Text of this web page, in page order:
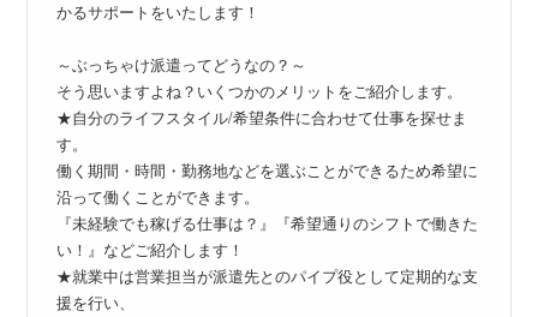
かるサポートをいたします！
～ぶっちゃけ派遣ってどうなの？～
そう思いますよね？いくつかのメリットをご紹介します。
★自分のライフスタイル/希望条件に合わせて仕事を探せま
す。
働く期間・時間・勤務地などを選ぶことができるため希望に
沿って働くことができます。
『未経験でも稼げる仕事は？』『希望通りのシフトで働きた
い！』などご紹介します！
★就業中は営業担当が派遣先とのパイプ役として定期的な支
援を行い、